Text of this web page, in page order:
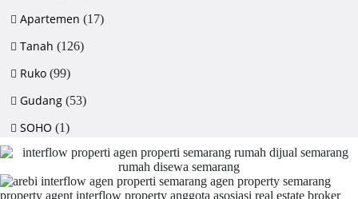
Apartemen (17)
Tanah (126)
Ruko (99)
Gudang (53)
SOHO (1)